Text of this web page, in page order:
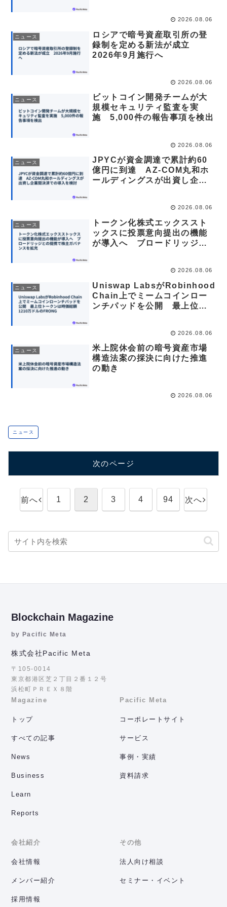
2026.08.06
ニュース
ロシアで暗号資産取引所の登
録制を定める新法が成立
2026年9月施行へ
2026.08.06
ニュース
ビットコイン開発チームが大
規模セキュリティ監査を実
施 5,000件の報告事項を検出
2026.08.06
ニュース
JPYCが資金調達で累計約60
億円に到達 AZ-COM丸和ホ
ールディングスが出資し企業
2026.08.06
ニュース
トークン化株式エックススト
ックスに投票意向提出の機能
が導入へ ブロードリッジと
2026.08.06
ニュース
Uniswap LabsがRobinhood
Chain上でミームコインロー
ンチパッドを公開 最上位ト
2026.08.06
ニュース
米上院休会前の暗号資産市場
構造法案の採決に向けた推進
の動き
2026.08.06
ニュース
次のページ
前へ 1 2 3 4 94 次へ
Blockchain Magazine
by Pacific Meta
株式会社Pacific Meta
〒105-0014
東京都港区芝２丁目２番１２号
浜松町ＰＲＥＸ８階
Magazine
トップ
すべての記事
News
Business
Learn
Reports
Pacific Meta
コーポレートサイト
サービス
事例・実績
資料請求
会社紹介
会社情報
メンバー紹介
採用情報
その他
法人向け相談
セミナー・イベント